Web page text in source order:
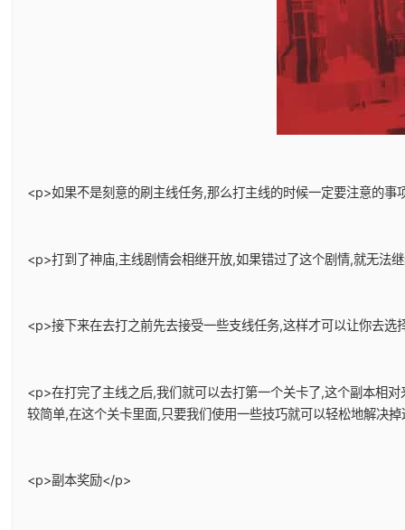
<p>如果不是刻意的刷主线任务,那么打主线的时候一定要注意的
<p>打到了神庙,主线剧情会相继开放,如果错过了这个剧情,就无法
<p>接下来在去打之前先去接受一些支线任务,这样才可以让你去
<p>在打完了主线之后,我们就可以去打第一个关卡了,这个副本相
较简单,在这个关卡里面,只要我们使用一些技巧就可以轻松地解决
<p>副本奖励</p>